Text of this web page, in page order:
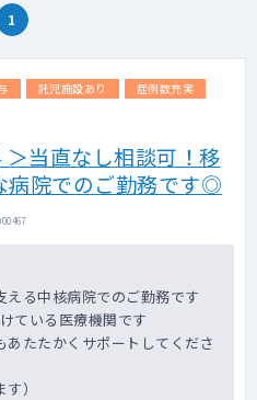
1
託児施設あり
症例数充実
当直なし相談可！移
病院でのご勤務です◎
る中核病院でのご勤務です
ている医療機関です
たたかくサポートしてくださ
）